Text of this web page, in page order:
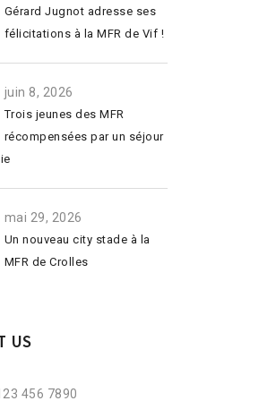
Gérard Jugnot adresse ses
félicitations à la MFR de Vif !
juin 8, 2026
Trois jeunes des MFR
récompensées par un séjour
mai 29, 2026
Un nouveau city stade à la
MFR de Crolles
US
456 7890